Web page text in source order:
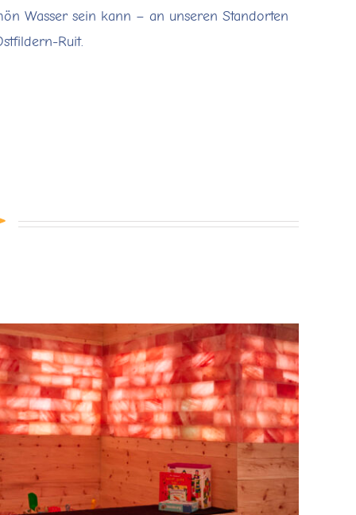
Wasser sein kann – an unseren Standorten
Ruit.